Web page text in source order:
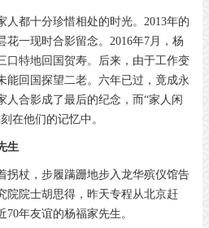
人都十分珍惜相处的时光。2013年的
花一现时合影留念。2016年7月，杨
口特地回国贺寿。后来，由于工作变
能回国探望二老。六年已过，竟成永
人合影成了最后的纪念，而“家人闲
在他们的记忆中。
生
拐杖，步履蹒跚地步入龙华殡仪馆告
院院士胡思得，昨天专程从北京赶
年友谊的杨福家先生。